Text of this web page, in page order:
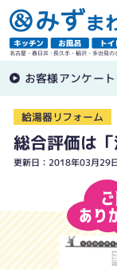
名古屋・春日井・長久手・稲沢・多治見の
お客様アンケー
給湯器リフォーム
総合評価は「
更新日：2018年03月29